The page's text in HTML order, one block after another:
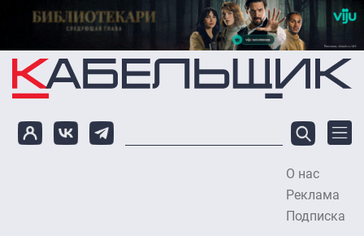
Перейти к основному содержанию
О нас
Реклама
Подписка